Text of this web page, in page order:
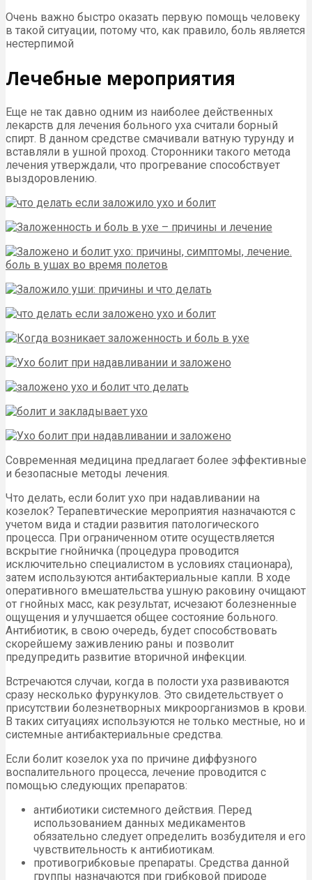
Очень важно быстро оказать первую помощь человеку
в такой ситуации, потому что, как правило, боль является
нестерпимой
Лечебные мероприятия
Еще не так давно одним из наиболее действенных
лекарств для лечения больного уха считали борный
спирт. В данном средстве смачивали ватную турунду и
вставляли в ушной проход. Сторонники такого метода
лечения утверждали, что прогревание способствует
выздоровлению.
Современная медицина предлагает более эффективные
и безопасные методы лечения.
Что делать, если болит ухо при надавливании на
козелок? Терапевтические мероприятия назначаются с
учетом вида и стадии развития патологического
процесса. При ограниченном отите осуществляется
вскрытие гнойничка (процедура проводится
исключительно специалистом в условиях стационара),
затем используются антибактериальные капли. В ходе
оперативного вмешательства ушную раковину очищают
от гнойных масс, как результат, исчезают болезненные
ощущения и улучшается общее состояние больного.
Антибиотик, в свою очередь, будет способствовать
скорейшему заживлению раны и позволит
предупредить развитие вторичной инфекции.
Встречаются случаи, когда в полости уха развиваются
сразу несколько фурункулов. Это свидетельствует о
присутствии болезнетворных микроорганизмов в крови.
В таких ситуациях используются не только местные, но и
системные антибактериальные средства.
Если болит козелок уха по причине диффузного
воспалительного процесса, лечение проводится с
помощью следующих препаратов:
антибиотики системного действия. Перед
использованием данных медикаментов
обязательно следует определить возбудителя и его
чувствительность к антибиотикам.
противогрибковые препараты. Средства данной
группы назначаются при грибковой природе